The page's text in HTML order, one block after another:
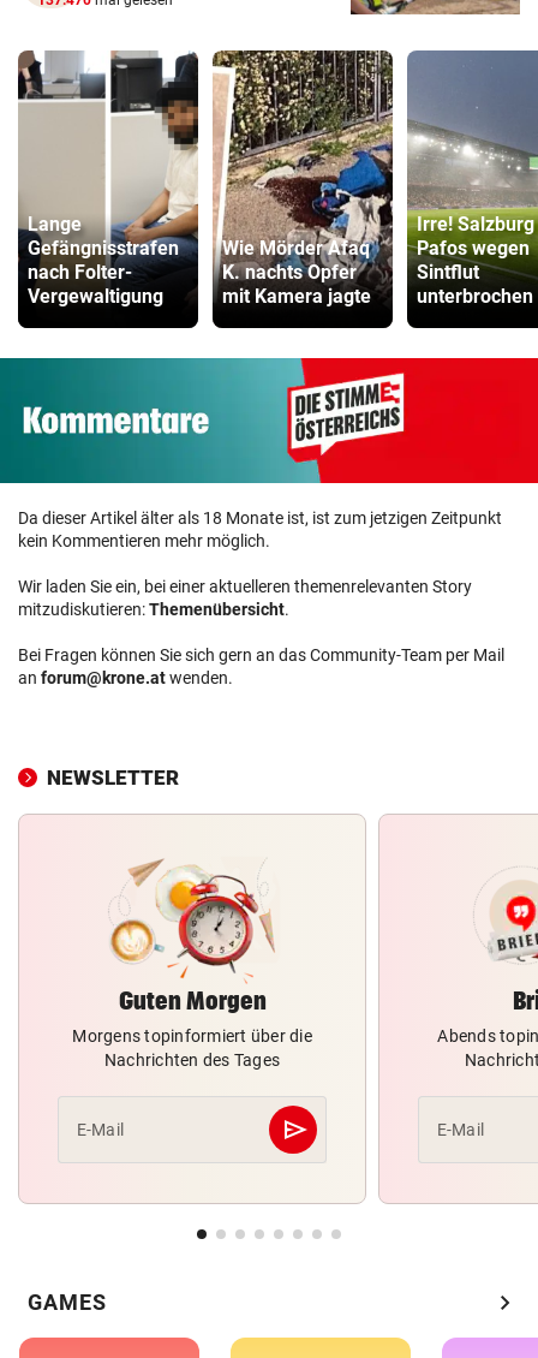
Lange
Gefängnisstrafen
nach Folter-
Vergewaltigung
Wie Mörder Afaq
K. nachts Opfer
mit Kamera jagte
Irre!
Pafos wegen
Sintflut
unterbrochen
Da dieser Artikel älter als 18 Monate ist, ist zum jetzigen Zeitpunkt
kein Kommentieren mehr möglich.
Wir laden Sie ein, bei einer aktuelleren themenrelevanten Story
mitzudiskutieren:Themenübersicht.
Bei Fragen können Sie sich gern an das Community-Team per Mail
an forum@krone.atwenden.
NEWSLETTER
Guten Morgen
Morgens topinformiert über die
Nachrichten des Tages
E-Mail send
Abschicken
Abends
E-Mail
GAMES chevron_right